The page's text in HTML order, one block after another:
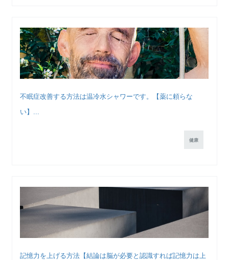
不眠症改善する方法は温冷水シャワーです。【薬に頼らな
い】...
健康
記憶力を上げる方法【結論は脳が必要と認識すれば記憶力は上